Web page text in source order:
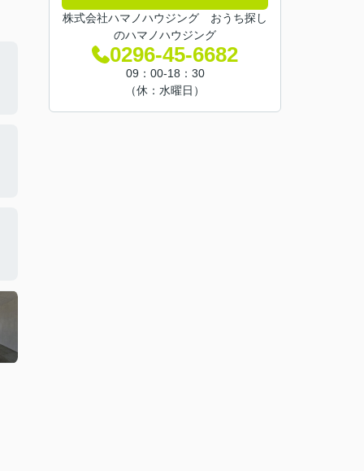
株式会社ハマノハウジング おうち探し
のハマノハウジング
0296-45-6682
09：00-18：30
（休：水曜日）